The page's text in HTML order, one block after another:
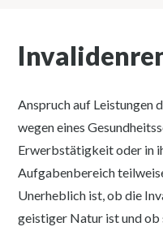
Anspruch auf Leistungen
wegen eines
Erwerbstätigkeit oder in
Aufgabenbereich
Unerheblich ist, ob die
geistiger Natur ist und ob